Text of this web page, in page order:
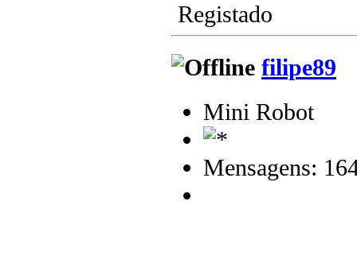
Registado
filipe89
Mini Robot
Mensagens: